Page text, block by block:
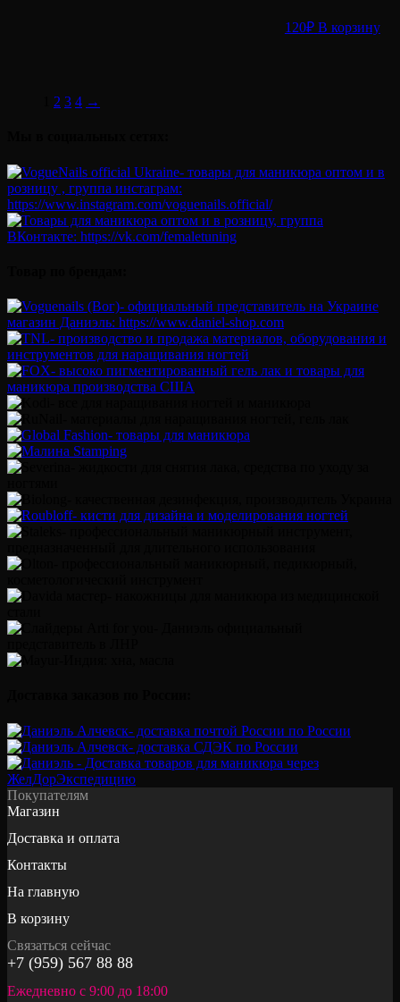
120₽ В корзину
2 3 4 →
Покупателям
Магазин
Доставка и оплата
Контакты
На главную
В корзину
Связаться сейчас
+7 (959) 567 88 88
Ежедневно с 9:00 до 18:00